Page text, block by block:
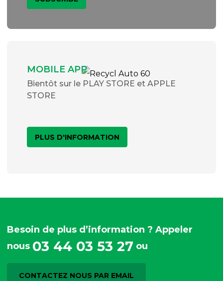
MOBILE APP
Bientôt sur le PLAY STORE et APPLE
STORE
PLUS D'INFORMATION
Besoin de plus d’information ? Appeler
nous 03 44 03 53 27 ou
CONTACTEZ NOUS PAR EMAIL